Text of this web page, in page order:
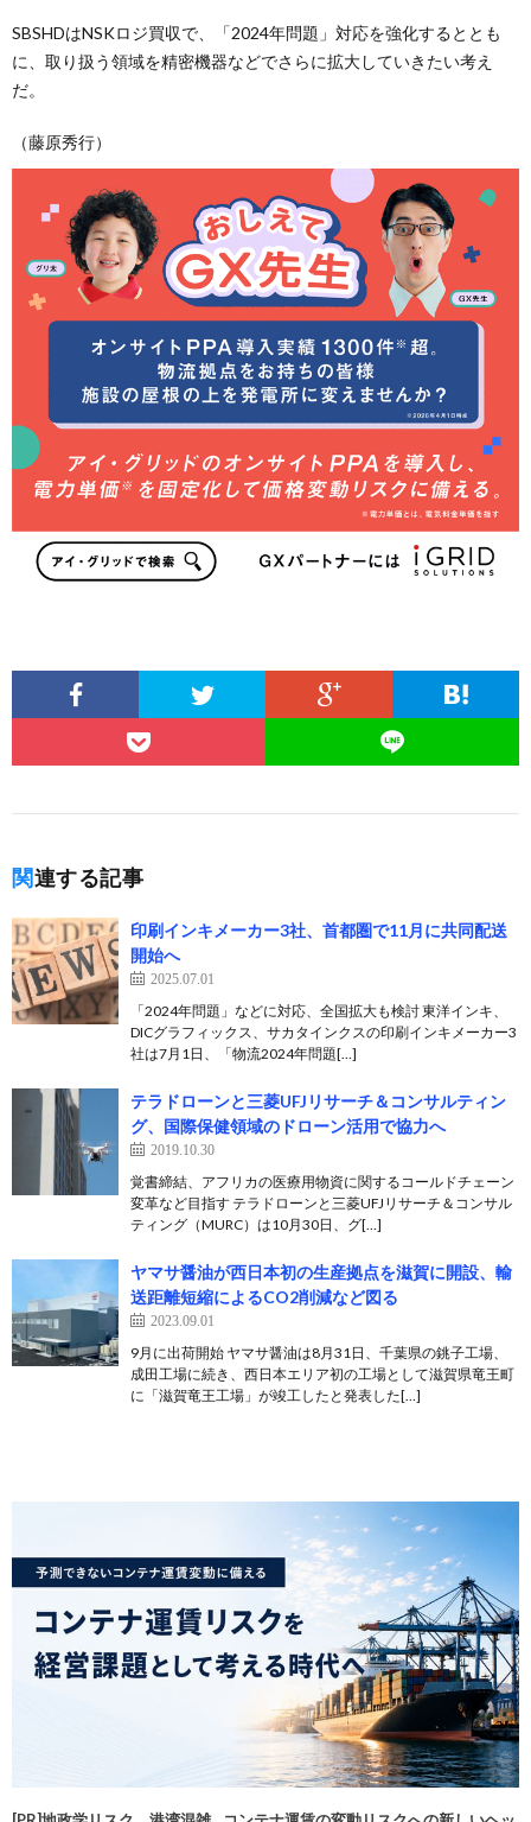
SBSHDはNSKロジ買収で、「2024年問題」対応を強化するととも
に、取り扱う領域を精密機器などでさらに拡大していきたい考え
だ。
（藤原秀行）
関連する記事
印刷インキメーカー3社、首都圏で11月に共同配送
開始へ
2025.07.01
「2024年問題」などに対応、全国拡大も検討 東洋インキ、
DICグラフィックス、サカタインクスの印刷インキメーカー3
社は7月1日、「物流2024年問題[…]
テラドローンと三菱UFJリサーチ＆コンサルティン
グ、国際保健領域のドローン活用で協力へ
2019.10.30
覚書締結、アフリカの医療用物資に関するコールドチェーン
変革など目指す テラドローンと三菱UFJリサーチ＆コンサル
ティング（MURC）は10月30日、グ[…]
ヤマサ醤油が西日本初の生産拠点を滋賀に開設、輸
送距離短縮によるCO2削減など図る
2023.09.01
9月に出荷開始 ヤマサ醤油は8月31日、千葉県の銚子工場、
成田工場に続き、西日本エリア初の工場として滋賀県竜王町
に「滋賀竜王工場」が竣工したと発表した[…]